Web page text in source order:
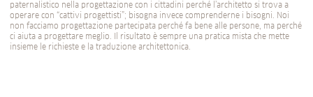
paternalistico nella progettazione con i cittadini perché l’architetto si trova a
operare con “cattivi progettisti”; bisogna invece comprenderne i bisogni. Noi
non facciamo progettazione partecipata perché fa bene alle persone, ma perché
ci aiuta a progettare meglio. Il risultato è sempre una pratica mista che mette
insieme le richieste e la traduzione architettonica.